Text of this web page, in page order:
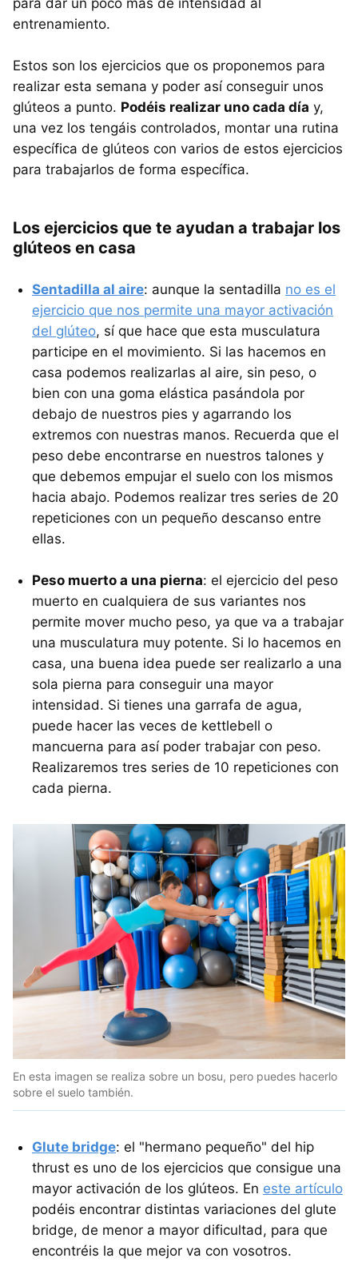
para dar un poco más de intensidad al
entrenamiento.
Estos son los ejercicios que os proponemos para
realizar esta semana y poder así conseguir unos
glúteos a punto. Podéis realizar uno cada día y,
una vez los tengáis controlados, montar una rutina
específica de glúteos con varios de estos ejercicios
para trabajarlos de forma específica.
Los ejercicios que te ayudan a trabajar los
glúteos en casa
Sentadilla al aire: aunque la sentadilla no es el
ejercicio que nos permite una mayor activación
del glúteo, sí que hace que esta musculatura
participe en el movimiento. Si las hacemos en
casa podemos realizarlas al aire, sin peso, o
bien con una goma elástica pasándola por
debajo de nuestros pies y agarrando los
extremos con nuestras manos. Recuerda que el
peso debe encontrarse en nuestros talones y
que debemos empujar el suelo con los mismos
hacia abajo. Podemos realizar tres series de 20
repeticiones con un pequeño descanso entre
ellas.
Peso muerto a una pierna: el ejercicio del peso
muerto en cualquiera de sus variantes nos
permite mover mucho peso, ya que va a trabajar
una musculatura muy potente. Si lo hacemos en
casa, una buena idea puede ser realizarlo a una
sola pierna para conseguir una mayor
intensidad. Si tienes una garrafa de agua,
puede hacer las veces de kettlebell o
mancuerna para así poder trabajar con peso.
Realizaremos tres series de 10 repeticiones con
cada pierna.
En esta imagen se realiza sobre un bosu, pero puedes hacerlo
sobre el suelo también.
Glute bridge: el "hermano pequeño" del hip
thrust es uno de los ejercicios que consigue una
mayor activación de los glúteos. En este artículo
podéis encontrar distintas variaciones del glute
bridge, de menor a mayor dificultad, para que
encontréis la que mejor va con vosotros.